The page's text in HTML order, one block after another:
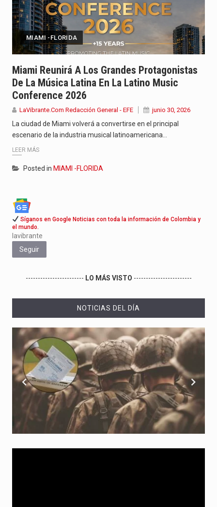
Bogotá está de fiesta. La capital del país conmemora este…
Aunque muchas personas prefieren guardar silencio por vergüenza, la enfermedad…
Si eres un trader que prefiere lidiar con condiciones de…
MIAMI -FLORIDA
Miami Reunirá A Los Grandes Protagonistas
De La Música Latina En La Latino Music
Conference 2026
LaVibrante.Com Redacción General - EFE junio 30, 2026
La ciudad de Miami volverá a convertirse en el principal
escenario de la industria musical latinoamericana…
LEER MÁS
Posted in MIAMI -FLORIDA
Síganos en Google Noticias con toda la información de Colombia y
el mundo.
lavibrante
Seguir
------------------------ LO MÁS VISTO ------------------------
NOTICIAS DEL DÍA